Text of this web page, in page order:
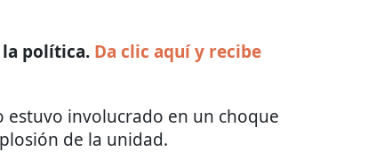
política. Da clic aquí y recibe
estuvo involucrado en un choque
de la unidad.